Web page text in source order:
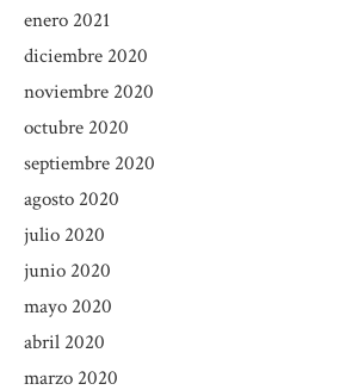
enero 2021
diciembre 2020
noviembre 2020
octubre 2020
septiembre 2020
agosto 2020
julio 2020
junio 2020
mayo 2020
abril 2020
marzo 2020